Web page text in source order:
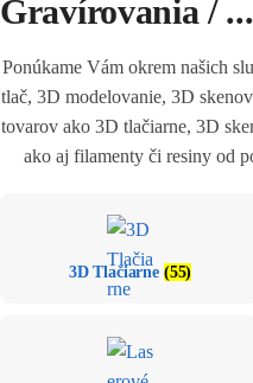
Gravírovania / ...
Ponúkame Vám okrem našich
tlač, 3D modelovanie, 3D
tovarov ako 3D tlačiarne, 3D
ako aj filamenty či resiny od
3D Tlačiarne (55)